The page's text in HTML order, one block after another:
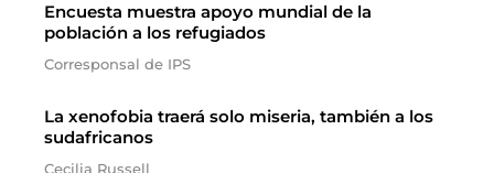
Encuesta muestra apoyo mundial de la
población a los refugiados
Corresponsal de IPS
La xenofobia traerá solo miseria, también a los
sudafricanos
Cecilia Russell